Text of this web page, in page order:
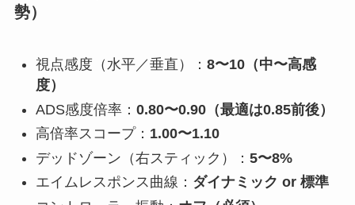
勢）
視点感度（水平／垂直）： 8〜10（中〜高感
度）
ADS感度倍率： 0.80〜0.90（最適は0.85前後）
高倍率スコープ： 1.00〜1.10
デッドゾーン（右スティック）： 5〜8%
エイムレスポンス曲線： ダイナミック or 標準